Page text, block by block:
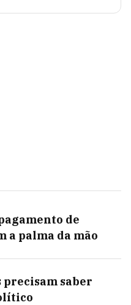
de
a palma da mão
precisam saber